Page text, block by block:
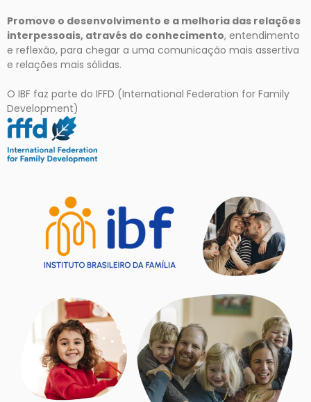
Promove o desenvolvimento e a melhoria das relações
interpessoais, através do conhecimento, entendimento
e reflexão, para chegar a uma comunicação mais assertiva
e relações mais sólidas.
O IBF faz parte do IFFD (International Federation for Family
Development)